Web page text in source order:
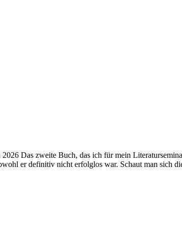
Das zweite Buch, das ich für mein
er definitiv nicht erfolglos war. Schaut man sich